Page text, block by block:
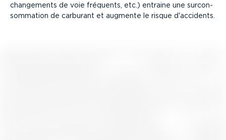
changements de voie fréquents, etc.) entraine une surcon­
som­mation de carburant et augmente le risque d'accidents.